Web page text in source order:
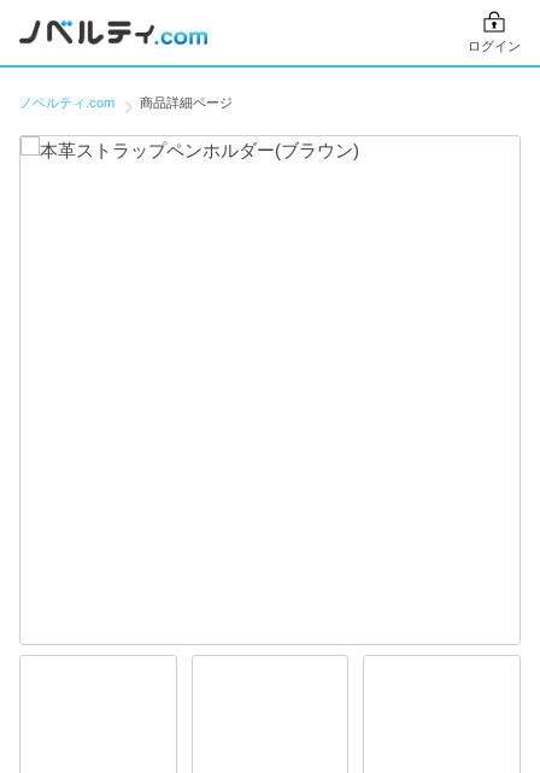
ログイン
ノベルティ.com 商品詳細ページ